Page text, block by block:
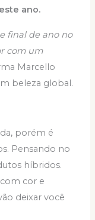
ano.
final de ano no
com um
Marcello
beleza global.
porém é
Pensando no
híbridos.
cor e
deixar você